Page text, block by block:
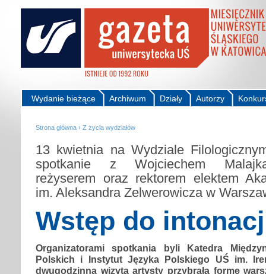
Autorzy
Działy
Archiwum
Wydanie bieżące
Strona główna › Z życia wydziałów
13 kwietnia na Wydziale
spotkanie z Wojciechem
reżyserem oraz rektorem elektem
im. Aleksandra Zelwerowicza w
Wstęp do
Organizatorami spotkania byli Katedra
Polskich i Instytut Języka Polskiego UŚ im.
dwugodzinna wizyta artysty przybrała formę